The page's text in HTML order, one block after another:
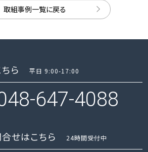
取組事例一覧に戻る
ら 平日 9:00-17:00
647-4088
せはこちら 24時間受付中